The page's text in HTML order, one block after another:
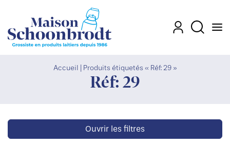
Accueil Produits étiquetés « Réf: 29 »
Réf: 29
Ouvrir les filtres